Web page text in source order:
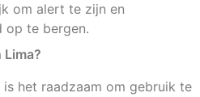
om alert te zijn en
op te bergen.
Lima?
het raadzaam om gebruik te